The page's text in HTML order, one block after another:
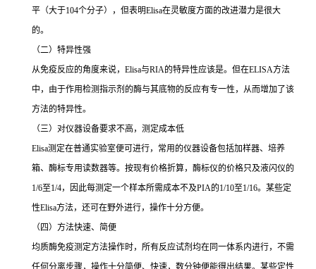
平（大于104个分子），但表明Elisa在灵敏度方面的改进潜力是很大
的。
（二）特异性强
从免疫反应的角度来说， Elisa与RIA的特异性应该是。但在ELISA方法
中，由于作用检测指示剂的酶与其底物的反应有专一性，从而增加了该
方法的特异性。
（三）对仪器设备要求不高，测定成本低
Elisa测定在普通实验室便可进行，常用的仪器设备包括加样器、培养
箱、酶标专用读数器等。按现有价格折算，酶标仪的价格只及液闪仪的
1/6至1/4，因此每测定一个样本所需成本不及PIA的1/10至1/16。某些定
性Elisa方法，还可在野外进行，操作十分方便。
（四）方法快速、简便
均质酶免疫测定方法操作时，所有反应试剂均在同一体系内进行，不需
任何分离步骤，操作十分简便、快速，数分钟便能得出结果。某些定性